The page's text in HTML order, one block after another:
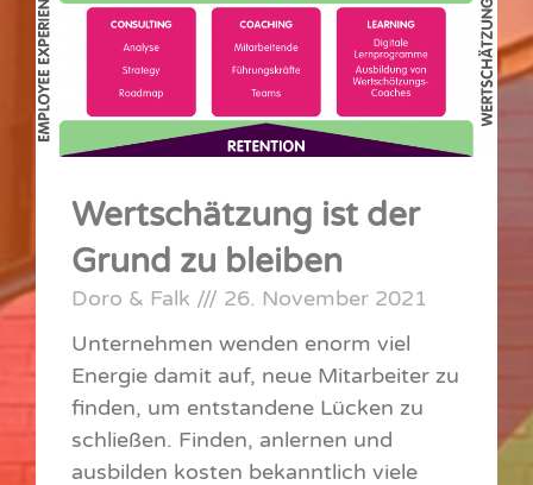
Wertschätzung ist der
Grund zu bleiben
Doro & Falk
26. November 2021
Unternehmen wenden enorm viel
Energie damit auf, neue Mitarbeiter zu
finden, um entstandene Lücken zu
schließen. Finden, anlernen und
ausbilden kosten bekanntlich viele